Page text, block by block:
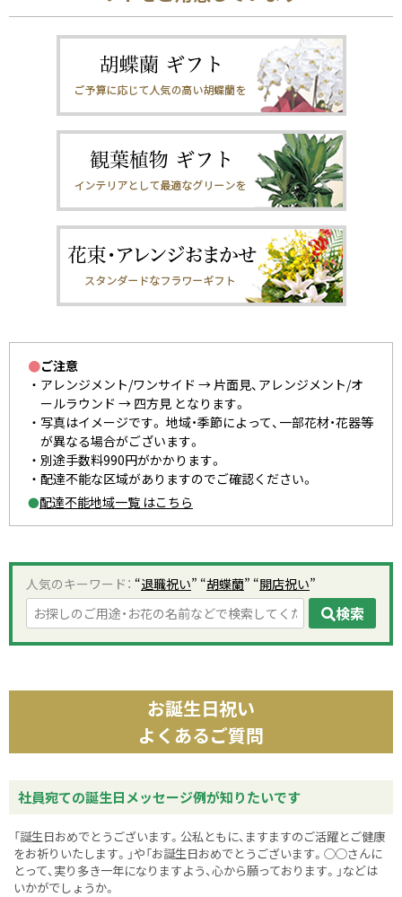
●ご注意
アレンジメント/ワンサイド → 片面見、アレンジメント/オ
ールラウンド → 四方見 となります。
写真はイメージです。 地域・季節によって、一部花材・花器等
が異なる場合がございます。
別途手数料990円がかかります。
配達不能な区域がありますのでご確認ください。
●配達不能地域一覧 はこちら
人気のキーワード： “退職祝い” “胡蝶蘭” “開店祝い”
検索
お誕生日祝い
よくあるご質問
社員宛ての誕生日メッセージ例が知りたいです
「誕生日おめでとうございます。公私ともに、ますますのご活躍とご健康
をお祈りいたします。」や「お誕生日おめでとうございます。○○さんに
とって、実り多き一年になりますよう、心から願っております。」などは
いかがでしょうか。